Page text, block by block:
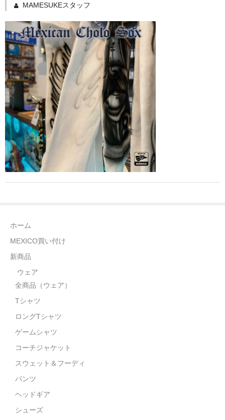
全商品（ウェア）
Tシャツ
ロングTシャツ
ゲームシャツ
コーチジャケット
スウェット＆フーディ
パンツ
ヘッドギア
ORIGINAL
STILL 90’s
Brown Pride
全商品（ORIGINAL）
ハニーカムトライプ
天ぷらまめすけ
C D / D V D
MAMESUKEスタッフ
ホーム
MEXICO買い付け
新商品
ウェア
全商品（ウェア）
Tシャツ
ロングTシャツ
ゲームシャツ
コーチジャケット
スウェット＆フーディ
パンツ
ヘッドギア
シューズ